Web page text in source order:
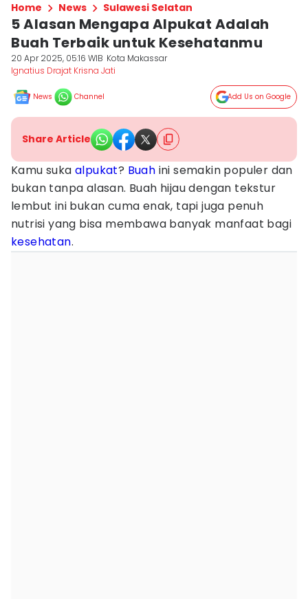
Home News Sulawesi Selatan
5 Alasan Mengapa Alpukat Adalah
Buah Terbaik untuk Kesehatanmu
20 Apr 2025, 05:16 WIB Kota Makassar
Ignatius Drajat Krisna Jati
News Channel Add Us on Google
Share Article
Kamu sukaalpukat? Buah ini semakin populer dan
bukan tanpa alasan. Buah hijau dengan tekstur
lembut ini bukan cuma enak, tapi juga penuh
nutrisi yang bisa membawa banyak manfaat bagi
kesehatan.